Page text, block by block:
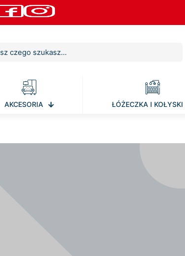
AKCESORIA ŁÓŻECZKA I KOŁYSKI